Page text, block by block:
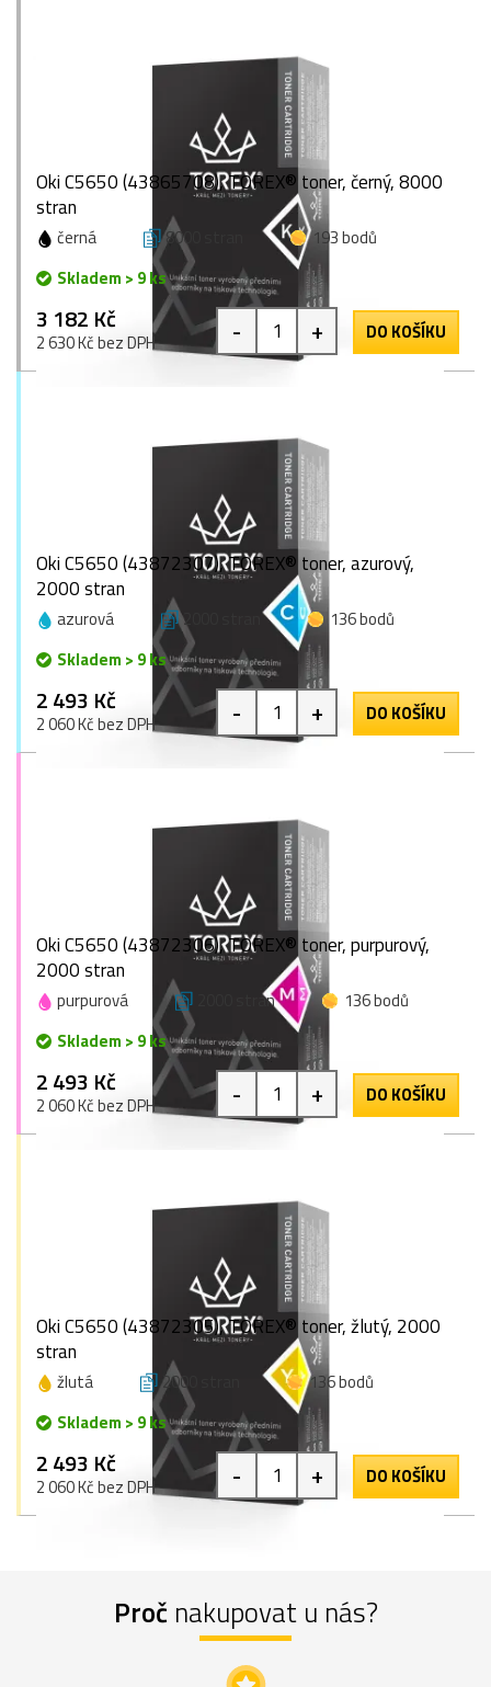
Oki C5650 (43865708), TOREX® toner, černý, 8000
stran
černá 8000 stran
193 bodů
Skladem > 9 ks
3 182 Kč
2 630 Kč bez DPH - + DO KOŠÍKU
Oki C5650 (43872307), TOREX® toner, azurový,
2000 stran
azurová 2000 stran
136 bodů
Skladem > 9 ks
2 493 Kč
2 060 Kč bez DPH - + DO KOŠÍKU
Oki C5650 (43872306), TOREX® toner, purpurový,
2000 stran
purpurová 2000 stran
136 bodů
Skladem > 9 ks
2 493 Kč
2 060 Kč bez DPH - + DO KOŠÍKU
Oki C5650 (43872305), TOREX® toner, žlutý, 2000
stran
žlutá 2000 stran
136 bodů
Skladem > 9 ks
2 493 Kč
2 060 Kč bez DPH - + DO KOŠÍKU
Proč nakupovat u nás?